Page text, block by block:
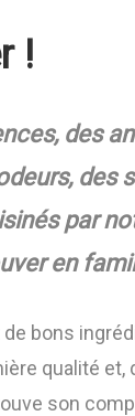
!
des
des
par
en
de bons
qualité
son